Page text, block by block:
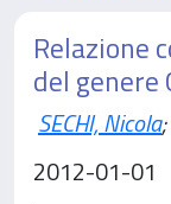
Relazione
del genere
SECHI, Nicola;
2012-01-01